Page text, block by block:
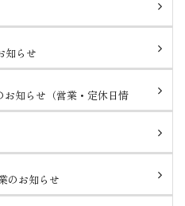
知らせ
お知らせ（営業・定休日情
のお知らせ